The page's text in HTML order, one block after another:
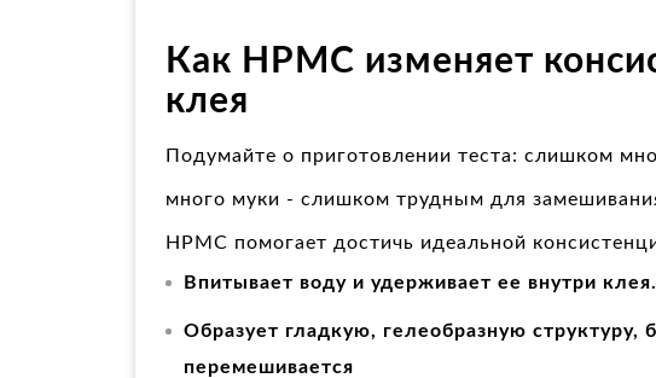
Как HPMC изменяет
клея
Подумайте о приготовлении теста: слишком
много муки - слишком трудным для
HPMC помогает достичь идеальной
Впитывает воду и удерживает ее внутри клея.
Образует гладкую, гелеобразную структуру,
перемешивается